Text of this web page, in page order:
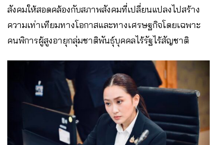
สังคมให้สอดคล้องกับสภาพสังคมที่เปลี่ยนแปลงไปสร้าง
ความเท่าเทียมทางโอกาสและทางเศรษฐกิจโดยเฉพาะ
คนพิการผู้สูงอายุกลุ่มชาติพันธุ์บุคคลไร้รัฐไร้สัญชาติ